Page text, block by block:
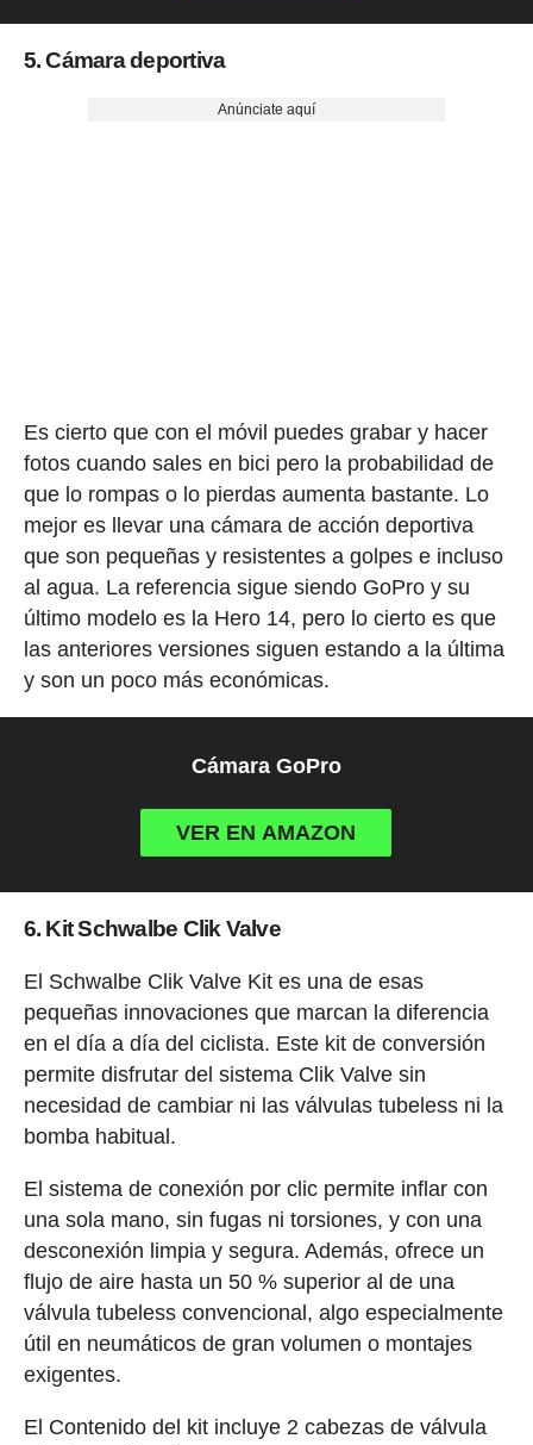
5. Cámara deportiva
Anúnciate aquí
Es cierto que con el móvil puedes grabar y hacer
fotos cuando sales en bici pero la probabilidad de
que lo rompas o lo pierdas aumenta bastante. Lo
mejor es llevar una cámara de acción deportiva
que son pequeñas y resistentes a golpes e incluso
al agua. La referencia sigue siendo GoPro y su
último modelo es la Hero 14, pero lo cierto es que
las anteriores versiones siguen estando a la última
y son un poco más económicas.
Cámara GoPro
VER EN AMAZON
6. Kit Schwalbe Clik Valve
El Schwalbe Clik Valve Kit es una de esas
pequeñas innovaciones que marcan la diferencia
en el día a día del ciclista. Este kit de conversión
permite disfrutar del sistema Clik Valve sin
necesidad de cambiar ni las válvulas tubeless ni la
bomba habitual.
El sistema de conexión por clic permite inflar con
una sola mano, sin fugas ni torsiones, y con una
desconexión limpia y segura. Además, ofrece un
flujo de aire hasta un 50 % superior al de una
válvula tubeless convencional, algo especialmente
útil en neumáticos de gran volumen o montajes
exigentes.
El Contenido del kit incluye 2 cabezas de válvula